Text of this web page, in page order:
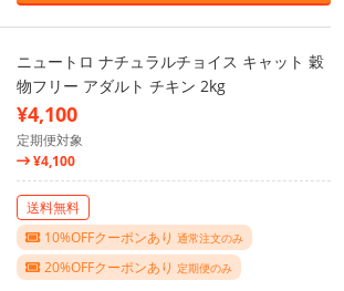
ニュートロ ナチュラルチョイス キャット 穀
物フリー アダルト チキン 2kg
¥4,100
定期便対象
¥4,100
送料無料
10%OFFクーポンあり 通常注文のみ
20%OFFクーポンあり 定期便のみ